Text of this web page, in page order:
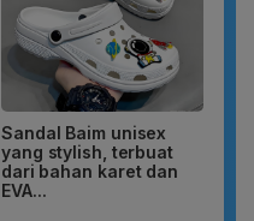
Sandal Baim unisex
yang stylish, terbuat
dari bahan karet dan
EVA...